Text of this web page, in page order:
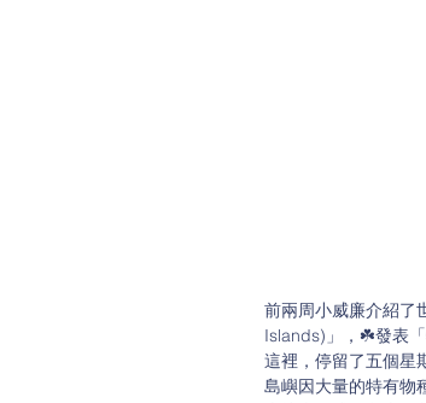
前兩周小威廉介紹了
Islands)」，☘️發表
這裡，停留了五個星
島嶼因大量的特有物